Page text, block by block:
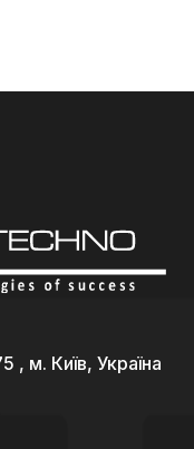
, м. Київ, Україна